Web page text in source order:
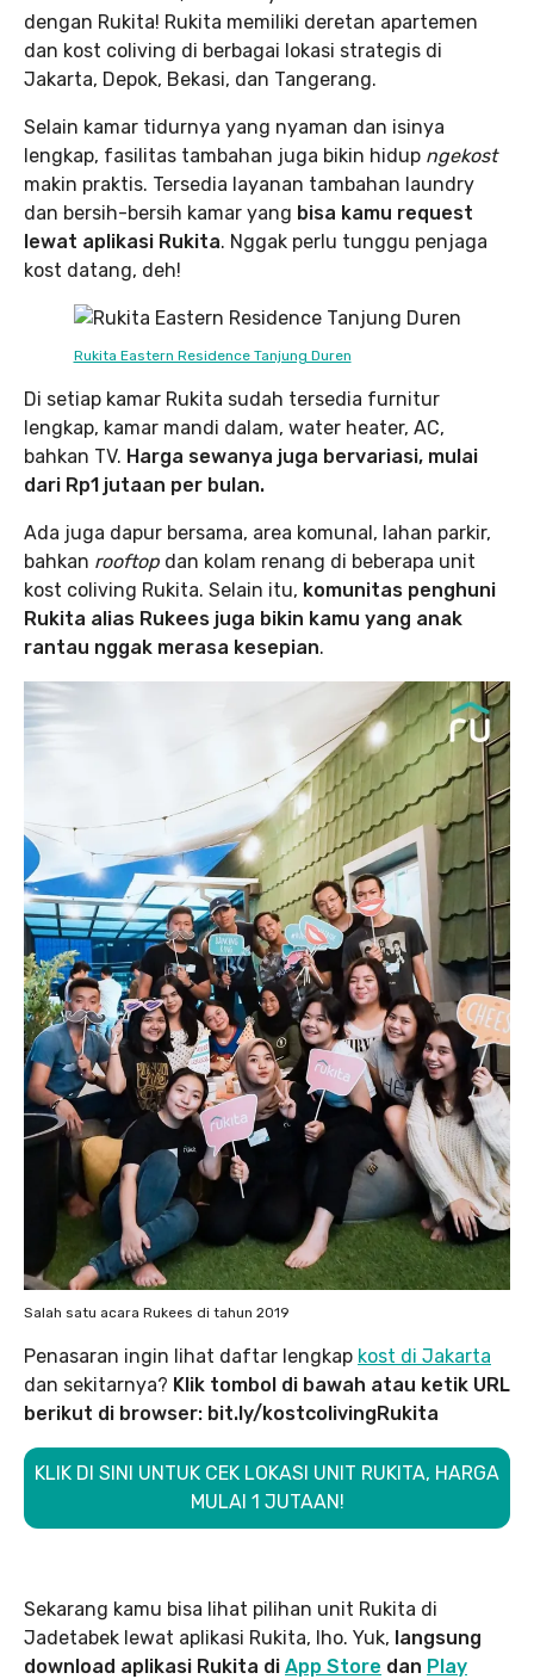
dengan Rukita! Rukita memiliki deretan apartemen
dan kost coliving di berbagai lokasi strategis di
Jakarta, Depok, Bekasi, dan Tangerang.
Selain kamar tidurnya yang nyaman dan isinya
lengkap, fasilitas tambahan juga bikin hidup ngekost
makin praktis. Tersedia layanan tambahan laundry
dan bersih-bersih kamar yang bisa kamu request
lewat aplikasi Rukita. Nggak perlu tunggu penjaga
kost datang, deh!
Rukita Eastern Residence Tanjung Duren
Di setiap kamar Rukita sudah tersedia furnitur
lengkap, kamar mandi dalam, water heater, AC,
bahkan TV. Harga sewanya juga bervariasi, mulai
dari Rp1 jutaan per bulan.
Ada juga dapur bersama, area komunal, lahan parkir,
bahkan rooftop dan kolam renang di beberapa unit
kost coliving Rukita. Selain itu, komunitas penghuni
Rukita alias Rukees juga bikin kamu yang anak
rantau nggak merasa kesepian.
Salah satu acara Rukees di tahun 2019
Penasaran ingin lihat daftar lengkap kost di Jakarta
dan sekitarnya? Klik tombol di bawah atau ketik URL
berikut di browser: bit.ly/kostcolivingRukita
KLIK DI SINI UNTUK CEK LOKASI UNIT RUKITA, HARGA
MULAI 1 JUTAAN!
Sekarang kamu bisa lihat pilihan unit Rukita di
Jadetabek lewat aplikasi Rukita, lho. Yuk, langsung
download aplikasi Rukita di App Store dan Play